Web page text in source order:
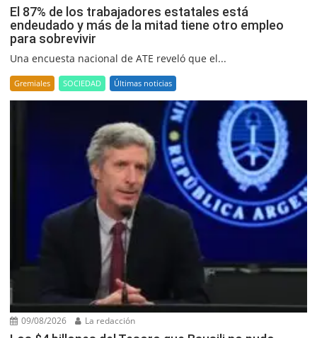
El 87% de los trabajadores estatales está
endeudado y más de la mitad tiene otro empleo
para sobrevivir
Una encuesta nacional de ATE reveló que el...
Gremiales SOCIEDAD Últimas noticias
09/08/2026 La redacción